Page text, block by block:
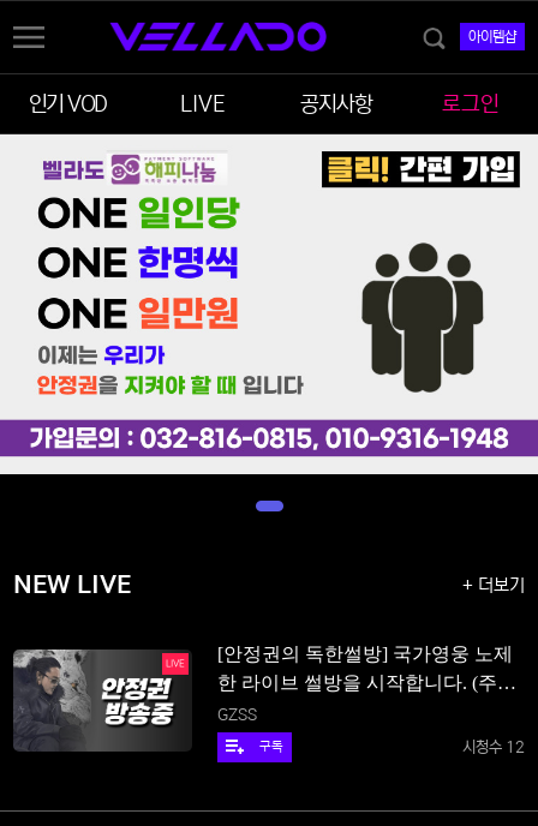
아이템샵
인기 VOD LIVE 공지사항 로그인
NEW LIVE + 더보기
LIVE
[안정권의 독한썰방] 국가영웅 노제
한 라이브 썰방을 시작합니다. (주제
+ 내용 태클시 사형)
GZSS
구독 시청수 12